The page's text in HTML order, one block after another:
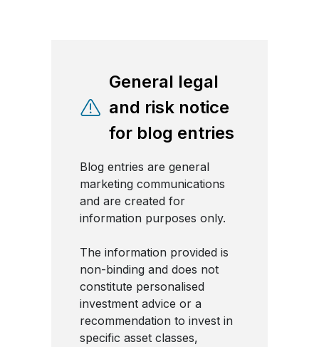
General legal
and risk notice
for blog entries
Blog entries are general
marketing communications
and are created for
information purposes only.
The information provided is
non-binding and does not
constitute personalised
investment advice or a
recommendation to invest in
specific asset classes,